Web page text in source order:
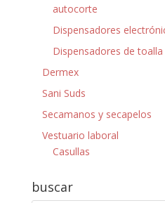
autocorte
Dispensadores
Dispensadores de toalla
Dermex
Sani Suds
Secamanos y secapelos
Vestuario laboral
Casullas
buscar